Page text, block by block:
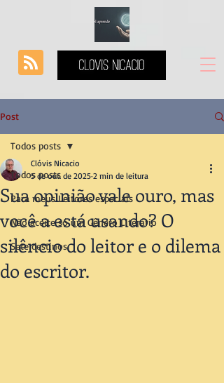
Post
Todos posts
Para meus Leitores especiais
Não aceite só um Gênero Literário
Sete destinos
Todos posts
Sua opinião vale ouro, mas
você a está usando? O
silêncio do leitor e o dilema
do escritor.
Clóvis Nicacio
5 de out. de 2025 2 min de leitura